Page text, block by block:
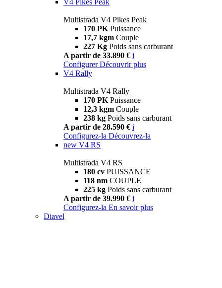
Multistrada V4 Pikes Peak
170 PK Puissance
17,7 kgm Couple
227 Kg Poids sans carburant
A partir de 33.890 € i
Configurer Découvrir plus
V4 Rally
Multistrada V4 Rally
170 PK Puissance
12,3 kgm Couple
238 kg Poids sans carburant
A partir de 28.590 € i
Configurez-la Découvrez-la
new V4 RS
Multistrada V4 RS
180 cv PUISSANCE
118 nm COUPLE
225 kg Poids sans carburant
A partir de 39.990 € i
Configurez-la En savoir plus
Diavel